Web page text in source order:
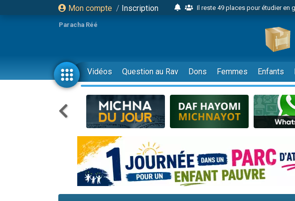
Mon compte / Inscription
Il reste 49 places pour étudier en
2 personnes viennent de nous
6 personnes viennent de nous
4 personnes viennent de faire un
2 personnes viennent de faire un
17 personnes viennent de demander
4 personnes viennent de nous
Il reste 49 places pour étudier en
4 personnes viennent de nous
3 personnes viennent de nous
Odaya vient de donner son Maasser
Paracha Réé
Vidéos Question au Rav Dons Femmes Enfants